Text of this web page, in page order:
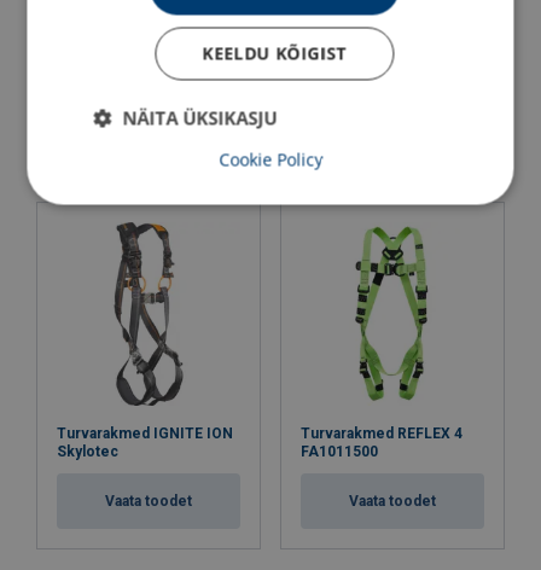
Turvarakmed vestiga
POWERTEX P0002Y
Turvarakmed KAMI 2
Turvarakmed IGNITE ION
Skylotec
Vaata toodet
Turvarakmed REFLEX 4
FA1011500
Vaata toodet
KEELDU KÕIGIST
NÄITA ÜKSIKASJU
Cookie Policy